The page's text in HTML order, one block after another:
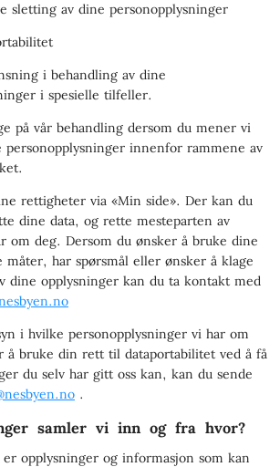
sletting av dine personopplysninger
i behandling av dine
i spesielle tilfeller.
på vår behandling dersom du mener vi
innenfor rammene av
rettigheter via «Min side». Der kan du
dine data, og rette mesteparten av
om deg. Dersom du ønsker å bruke dine
har spørsmål eller ønsker å klage
dine opplysninger kan du ta kontakt med
i hvilke personopplysninger vi har om
å bruke din rett til dataportabilitet ved å få
du selv har gitt oss kan, kan du sende
.
samler vi inn og fra hvor?
er opplysninger og informasjon som kan